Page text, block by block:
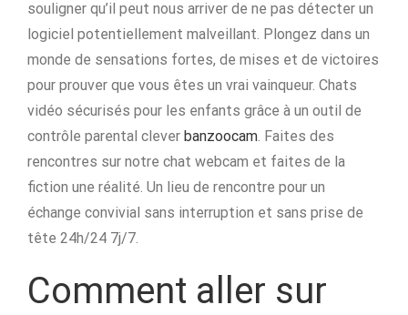
souligner qu’il peut nous arriver de ne pas détecter un
logiciel potentiellement malveillant. Plongez dans un
monde de sensations fortes, de mises et de victoires
pour prouver que vous êtes un vrai vainqueur. Chats
vidéo sécurisés pour les enfants grâce à un outil de
contrôle parental clever banzoocam. Faites des
rencontres sur notre chat webcam et faites de la
fiction une réalité. Un lieu de rencontre pour un
échange convivial sans interruption et sans prise de
tête 24h/24 7j/7.
Comment aller sur